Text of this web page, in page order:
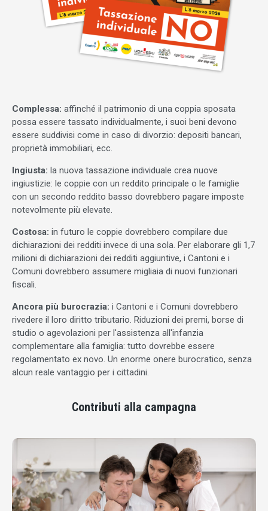
Complessa: affinché il patrimonio di una coppia sposata
possa essere tassato individualmente, i suoi beni devono
essere suddivisi come in caso di divorzio: depositi bancari,
proprietà immobiliari, ecc.
Ingiusta: la nuova tassazione individuale crea nuove
ingiustizie: le coppie con un reddito principale o le famiglie
con un secondo reddito basso dovrebbero pagare imposte
notevolmente più elevate.
Costosa: in futuro le coppie dovrebbero compilare due
dichiarazioni dei redditi invece di una sola. Per elaborare gli 1,7
milioni di dichiarazioni dei redditi aggiuntive, i Cantoni e i
Comuni dovrebbero assumere migliaia di nuovi funzionari
fiscali.
Ancora più burocrazia: i Cantoni e i Comuni dovrebbero
rivedere il loro diritto tributario. Riduzioni dei premi, borse di
studio o agevolazioni per l'assistenza all'infanzia
complementare alla famiglia: tutto dovrebbe essere
regolamentato ex novo. Un enorme onere burocratico, senza
alcun reale vantaggio per i cittadini.
Contributi alla campagna